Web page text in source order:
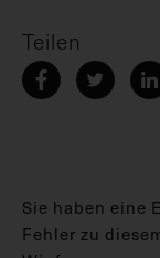
Teilen
Sie haben eine
Fehler zu